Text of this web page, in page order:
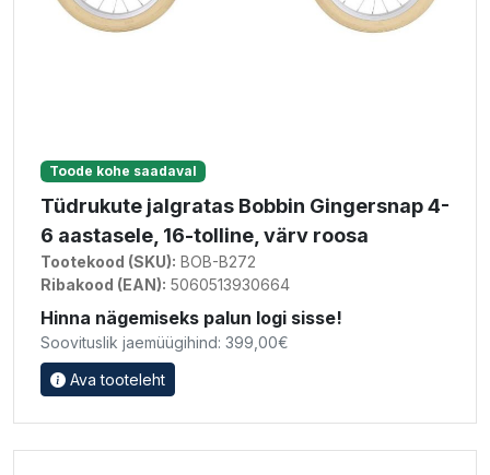
Toode kohe saadaval
Tüdrukute jalgratas Bobbin Gingersnap 4-
6 aastasele, 16-tolline, värv roosa
Tootekood (SKU): BOB-B272
Ribakood (EAN): 5060513930664
Hinna nägemiseks palun logi sisse!
Soovituslik jaemüügihind: 399,00€
Ava tooteleht